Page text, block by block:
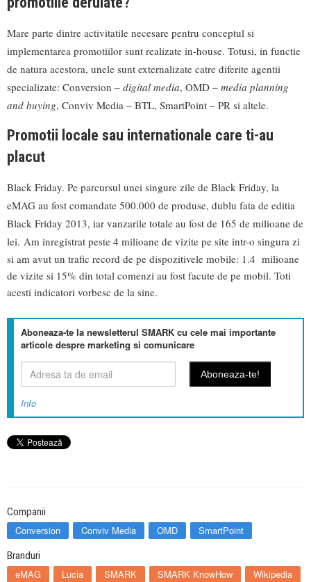
Mare parte dintre activitatile necesare pentru conceptul si
implementarea promotiilor sunt realizate in-house. Totusi, in functie
de natura acestora, unele sunt externalizate catre diferite agentii
specializate: Conversion – digital media, OMD – media planning
and buying, Conviv Media – BTL, SmartPoint – PR si altele.
Promotii locale sau internationale care ti-au
placut
Black Friday. Pe parcursul unei singure zile de Black Friday, la
eMAG au fost comandate 500.000 de produse, dublu fata de editia
Black Friday 2013, iar vanzarile totale au fost de 165 de milioane de
lei. Am inregistrat peste 4 milioane de vizite pe site intr-o singura zi
si am avut un trafic record de pe dispozitivele mobile: 1.4 milioane
de vizite si 15% din total comenzi au fost facute de pe mobil. Toti
acesti indicatori vorbesc de la sine.
Aboneaza-te la newsletterul SMARK cu cele mai importante
articole despre marketing si comunicare
Info
Companii
Conversion Conviv Media OMD SmartPoint
Branduri
eMAG Lucia SMARK SMARK KnowHow
Wikipedia